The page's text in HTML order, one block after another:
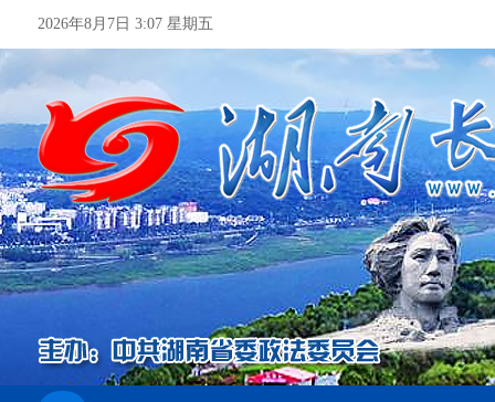
2026年8月7日 3:07 星期五